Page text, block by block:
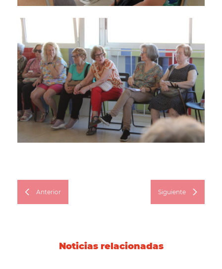
Anterior Siguiente
Noticias relacionadas